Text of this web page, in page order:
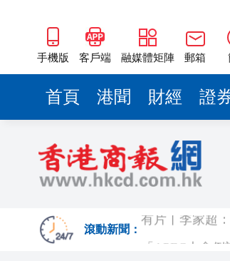
手機版 客戶端 融媒體矩陣 郵箱
首頁 港聞 財經 證
滾動新聞：